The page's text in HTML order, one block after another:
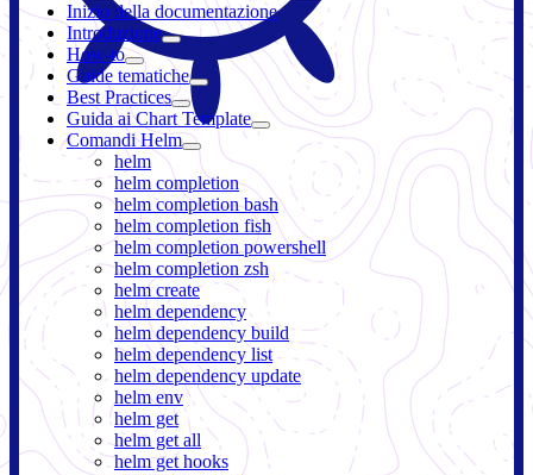
Inizio della documentazione
Introduzione
How-to
Guide tematiche
Best Practices
Guida ai Chart Template
Comandi Helm
helm
helm completion
helm completion bash
helm completion fish
helm completion powershell
helm completion zsh
helm create
helm dependency
helm dependency build
helm dependency list
helm dependency update
helm env
helm get
helm get all
helm get hooks